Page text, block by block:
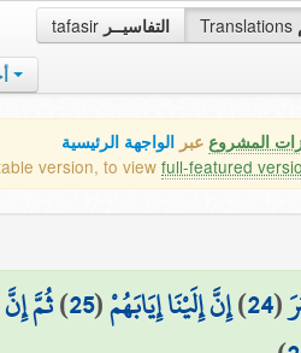
tafasir التفاسيــر Translations
المشروع عبر الواجهة الرئيسية
version, to view full-featured
(
24
)إِنَّ إِلَيْنَا إِيَابَهُمْ(
25
)ثُمَّ